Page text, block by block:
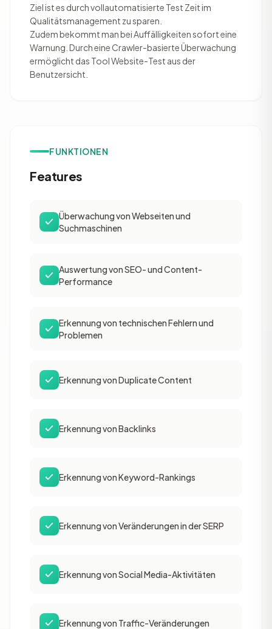
Ziel ist es durch vollautomatisierte Test Zeit im
Qualitätsmanagement zu sparen.
Zudem bekommt man bei Auffälligkeiten sofort eine
Warnung. Durch eine Crawler-basierte Überwachung
ermöglicht das Tool Website-Test aus der
Benutzersicht.
FUNKTIONEN
Features
Überwachung von Webseiten und
Suchmaschinen
Auswertung von SEO- und Content-
Performance
Erkennung von technischen Fehlern und
Problemen
Erkennung von Duplicate Content
Erkennung von Backlinks
Erkennung von Keyword-Rankings
Erkennung von Veränderungen in der SERP
Erkennung von Social Media-Aktivitäten
Erkennung von Traffic-Veränderungen